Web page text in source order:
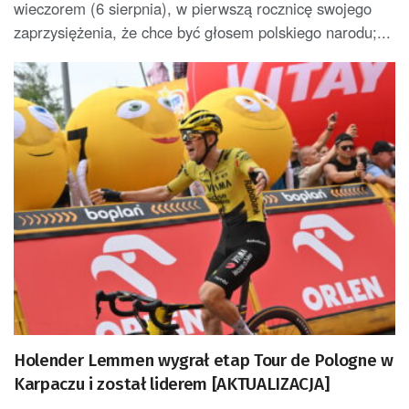
wieczorem (6 sierpnia), w pierwszą rocznicę swojego
zaprzysiężenia, że chce być głosem polskiego narodu;...
Holender Lemmen wygrał etap Tour de Pologne w
Karpaczu i został liderem [AKTUALIZACJA]